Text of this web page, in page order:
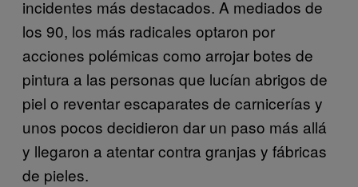
incidentes más destacados. A mediados de
los 90, los más radicales optaron por
acciones polémicas como arrojar botes de
pintura a las personas que lucían abrigos de
piel o reventar escaparates de carnicerías y
unos pocos decidieron dar un paso más allá
y llegaron a atentar contra granjas y fábricas
de pieles.